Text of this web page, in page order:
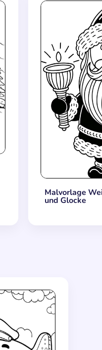
Malvorlage
und Glocke